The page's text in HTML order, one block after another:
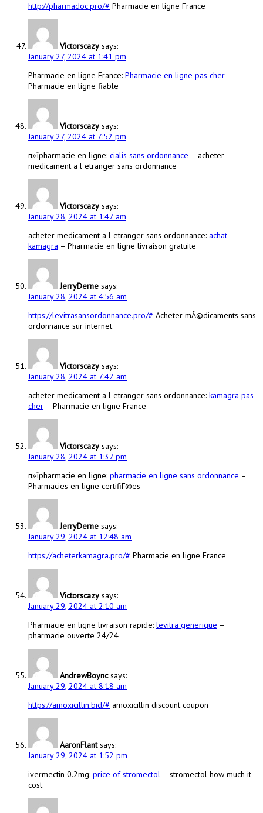
http://pharmadoc.pro/# Pharmacie en ligne France
Victorscazy says:
January 27, 2024 at 1:41 pm
Pharmacie en ligne France: Pharmacie en ligne pas cher –
Pharmacie en ligne fiable
Victorscazy says:
January 27, 2024 at 7:52 pm
п»їpharmacie en ligne: cialis sans ordonnance – acheter
medicament a l etranger sans ordonnance
Victorscazy says:
January 28, 2024 at 1:47 am
acheter medicament a l etranger sans ordonnance: achat
kamagra – Pharmacie en ligne livraison gratuite
JerryDerne says:
January 28, 2024 at 4:56 am
https://levitrasansordonnance.pro/# Acheter mÃ©dicaments sans
ordonnance sur internet
Victorscazy says:
January 28, 2024 at 7:42 am
acheter medicament a l etranger sans ordonnance: kamagra pas
cher – Pharmacie en ligne France
Victorscazy says:
January 28, 2024 at 1:37 pm
п»їpharmacie en ligne: pharmacie en ligne sans ordonnance –
Pharmacies en ligne certifiГ©es
JerryDerne says:
January 29, 2024 at 12:48 am
https://acheterkamagra.pro/# Pharmacie en ligne France
Victorscazy says:
January 29, 2024 at 2:10 am
Pharmacie en ligne livraison rapide: levitra generique –
pharmacie ouverte 24/24
AndrewBoync says:
January 29, 2024 at 8:18 am
https://amoxicillin.bid/# amoxicillin discount coupon
AaronFlant says:
January 29, 2024 at 1:52 pm
ivermectin 0.2mg: price of stromectol – stromectol how much it
cost